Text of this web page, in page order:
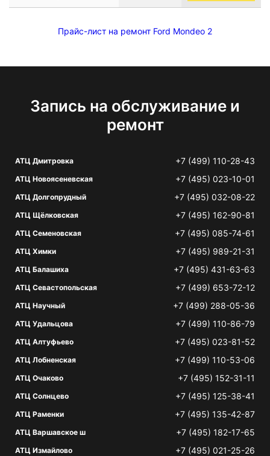
Прайс-лист на ремонт Ford Mondeo 2
Запись на обслуживание и
ремонт
АТЦ Дмитровка +7 (499) 110-28-43
АТЦ Новоясеневская +7 (495) 023-10-01
АТЦ Долгопрудный +7 (495) 032-08-22
АТЦ Щёлковская +7 (495) 162-90-81
АТЦ Семеновская +7 (495) 085-74-61
АТЦ Химки +7 (495) 989-21-31
АТЦ Балашиха +7 (495) 431-63-63
АТЦ Севастопольская +7 (499) 653-72-12
АТЦ Научный +7 (499) 288-05-36
АТЦ Удальцова +7 (499) 110-86-79
АТЦ Алтуфьево +7 (495) 023-81-52
АТЦ Лобненская +7 (499) 110-53-06
АТЦ Очаково +7 (495) 152-31-11
АТЦ Солнцево +7 (495) 125-38-41
АТЦ Раменки +7 (495) 135-42-87
АТЦ Варшавское ш +7 (495) 182-17-65
АТЦ Измайлово +7 (495) 021-25-26